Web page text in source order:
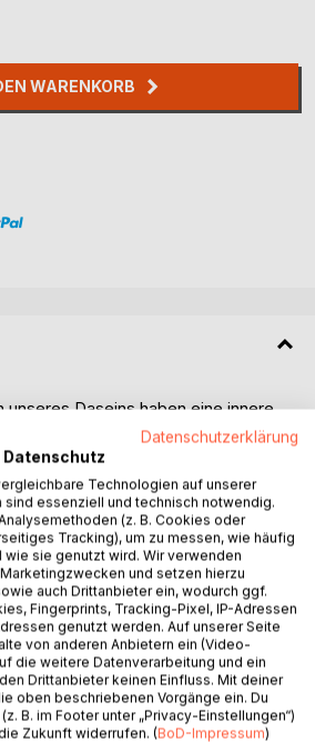
WARENKORB
unseres Daseins haben eine innere
Werdungsprozess mit der
Uhrwerks vollzieht. Eine solche
des Chaos, das im Leben oft
für viele schwer nachvollziehbar.
Ausdrucksformen jeder Entwicklung
bestimmt, einem unsichtbaren
Etappen und Phasen aufweist,
beschreiben lassen und in
erkennbar sind. Das gilt für
ebenso wie für jede andere
eines Unternehmens, einer
Projektes, ganz gleich welcher
Datenschutzerklärung
Technologien auf unserer
sind essenziell und technisch notwendig.
(z. B. Cookies oder
Tracking), um zu messen, wie häufig
sie genutzt wird. Wir verwenden
und setzen hierzu
auch Drittanbieter ein, wodurch ggf.
Fingerprints, Tracking-Pixel, IP-Adressen
genutzt werden. Auf unserer Seite
von anderen Anbietern ein (Video-
die weitere Datenverarbeitung und ein
Drittanbieter keinen Einfluss. Mit deiner
oben beschriebenen Vorgänge ein. Du
B. im Footer unter „Privacy-Einstellungen“)
Zukunft widerrufen. (BoD-Impressum)